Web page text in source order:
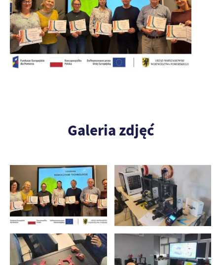
Galeria zdjęć